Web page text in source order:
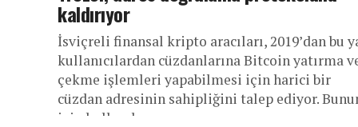
kaldırıyor
İsviçreli finansal kripto aracıları, 2019’dan bu
kullanıcılardan cüzdanlarına Bitcoin yatırma
çekme işlemleri yapabilmesi için harici bir
cüzdan adresinin sahipliğini talep ediyor.
için kullanılan...